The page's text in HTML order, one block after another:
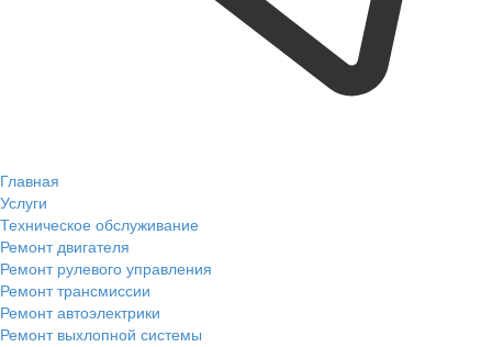
Главная
Услуги
Техническое обслуживание
Ремонт двигателя
Ремонт рулевого управления
Ремонт трансмиссии
Ремонт автоэлектрики
Ремонт выхлопной системы